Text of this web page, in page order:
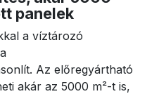
panelek
a víztározó
Az előregyártható
akár az 5000 m²-t is,